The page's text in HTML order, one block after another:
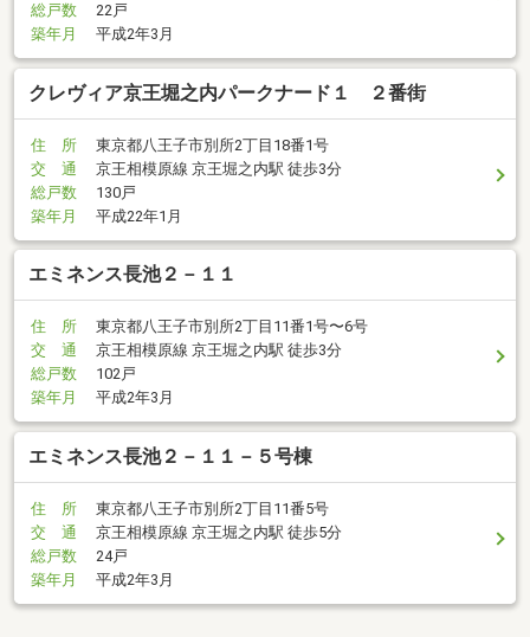
総戸数
22戸
築年月
平成2年3月
クレヴィア京王堀之内パークナード１ ２番街
住 所
東京都八王子市別所2丁目18番1号
交 通
京王相模原線 京王堀之内駅 徒歩3分
総戸数
130戸
築年月
平成22年1月
エミネンス長池２－１１
住 所
東京都八王子市別所2丁目11番1号〜6号
交 通
京王相模原線 京王堀之内駅 徒歩3分
総戸数
102戸
築年月
平成2年3月
エミネンス長池２－１１－５号棟
住 所
東京都八王子市別所2丁目11番5号
交 通
京王相模原線 京王堀之内駅 徒歩5分
総戸数
24戸
築年月
平成2年3月